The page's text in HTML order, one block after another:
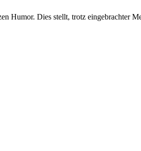
Humor. Dies stellt, trotz eingebrachter